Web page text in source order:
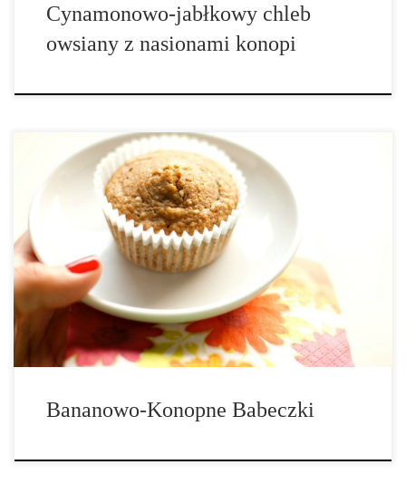
Cynamonowo-jabłkowy chleb
owsiany z nasionami konopi
Składniki: – ¾ szklanki mąki migdałowej, – 2 łyżki mąki
kokosowej, – 2 łyżki nasion konopi, – 2 łyżeczki cynamonu, – ¼
łyżeczki różowej soli himalajskiej, – ½ łyżeczki sody
oczyszczonej, – ½ łyżeczki proszku do pieczenia, – puree z […]
Bananowo-Konopne Babeczki